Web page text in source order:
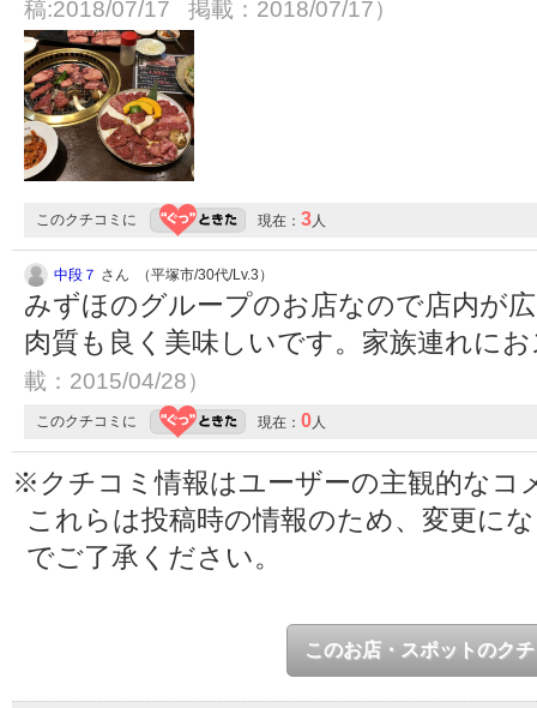
稿:2018/07/17 掲載：2018/07/17）
このクチコミに 現在： 3人
中段７ さん （平塚市/30代/Lv.3）
みずほのグループのお店なので店内が
肉質も良く美味しいです。家族連れに
載：2015/04/28）
このクチコミに 現在： 0人
※クチコミ情報はユーザーの主観的なコ
これらは投稿時の情報のため、変更に
でご了承ください。
このお店・スポットのク